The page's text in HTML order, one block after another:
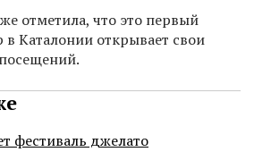
отметила, что это первый
в Каталонии открывает свои
фестиваль джелато